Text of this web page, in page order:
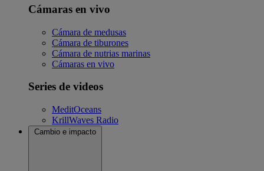
Cámaras en vivo
Cámara de medusas
Cámara de tiburones
Cámara de nutrias marinas
Cámaras en vivo
Series de videos
MeditOceans
KrillWaves Radio
Cambio e impacto